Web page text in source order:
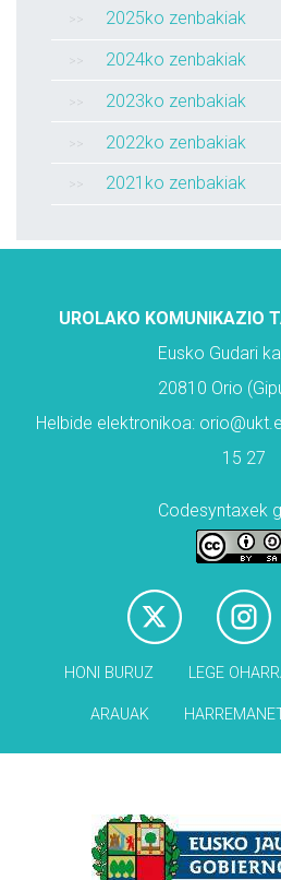
2025ko zenbakiak
2024ko zenbakiak
2023ko zenbakiak
2022ko zenbakiak
2021ko zenbakiak
UROLAKO KOMUNIKAZIO
Eusko Gudari
20810 Orio
Helbide elektronikoa:
15 27
Codesyntaxek
HONI BURUZ LEGE
ARAUAK